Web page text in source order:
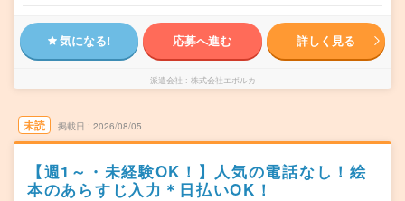
気になる! 応募へ進む 詳しく見る
派遣会社 株式会社エボルカ
未読 掲載日 2026/08/05
【週1～・未経験OK！】人気の電話なし！絵
本のあらすじ入力＊日払いOK！